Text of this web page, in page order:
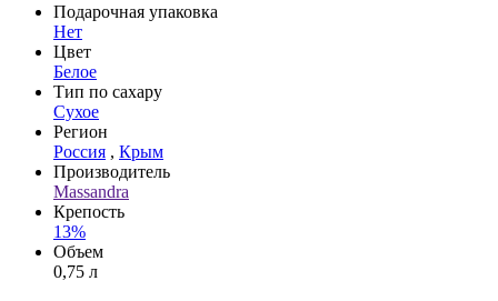
Подарочная упаковка
Нет
Цвет
Белое
Тип по сахару
Сухое
Регион
Россия , Крым
Производитель
Massandra
Крепость
13%
Объем
0,75 л